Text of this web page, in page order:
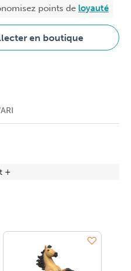
points de loyauté
en boutique
+